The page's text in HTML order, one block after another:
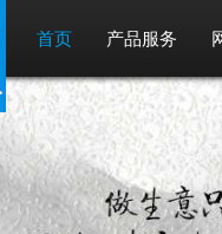
首页 产品服务